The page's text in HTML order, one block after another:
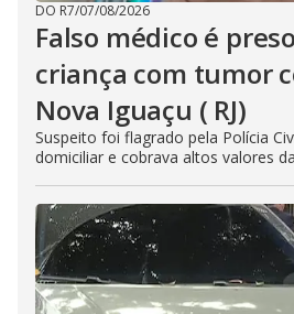
DO R7/07/08/2026
Falso médico é
criança com tumor
Nova Iguaçu ( RJ)
Suspeito foi flagrado pela Polícia
domiciliar e cobrava altos valores